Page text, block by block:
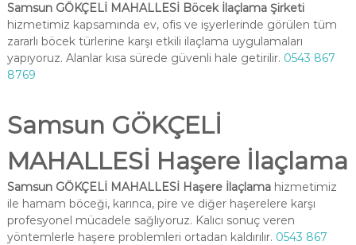
Samsun GÖKÇELİ MAHALLESİ Böcek İlaçlama Şirketi
hizmetimiz kapsamında ev, ofis ve işyerlerinde görülen tüm
zararlı böcek türlerine karşı etkili ilaçlama uygulamaları
yapıyoruz. Alanlar kısa sürede güvenli hale getirilir. 0543 867
8769
Samsun GÖKÇELİ
MAHALLESİ Haşere İlaçlama
Samsun GÖKÇELİ MAHALLESİ Haşere İlaçlamahizmetimiz
ile hamam böceği, karınca, pire ve diğer haşerelere karşı
profesyonel mücadele sağlıyoruz. Kalıcı sonuç veren
yöntemlerle haşere problemleri ortadan kaldırılır. 0543 867